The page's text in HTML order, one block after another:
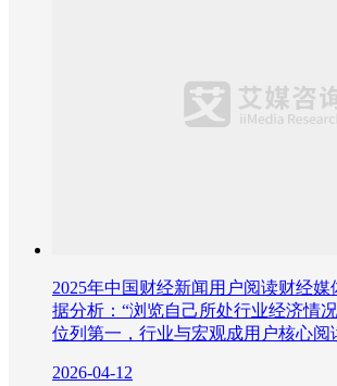
2025年中国财经新闻用户阅读财经
据分析：“浏览自己所处行业经济情
位列第一，行业与宏观成用户核心阅
2026-04-12